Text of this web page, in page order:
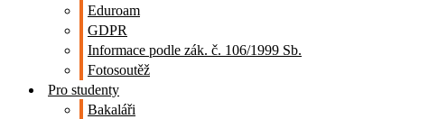
Eduroam
GDPR
Informace podle zák. č. 106/1999 Sb.
Fotosoutěž
Pro studenty
Bakaláři